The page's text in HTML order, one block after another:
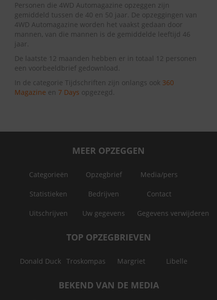
Personen die 4WD Automagazine opzeggen zijn
gemiddeld tussen de 40 en 50 jaar. De opzeggingen van
4WD Automagazine worden het vaakst gedaan door
mannen, van die mannen is de gemiddelde leeftijd 46
jaar.
De laatste 12 maanden hebben er in totaal 12 personen
een voorbeeldbrief gedownload.
In de categorie Tijdschriften zijn onlangs ook 360
Magazine en 7 Days opgezegd.
MEER OPZEGGEN
Categorieën Opzegbrief Media/pers
Statistieken Bedrijven Contact
Uitschrijven Uw gegevens Gegevens verwijderen
TOP OPZEGBRIEVEN
Donald Duck Troskompas Margriet Libelle
BEKEND VAN DE MEDIA